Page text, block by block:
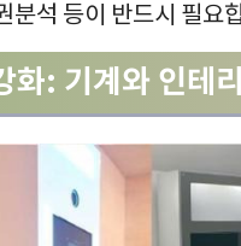
분석 등이 반드시 필요
화: 기계와 인테